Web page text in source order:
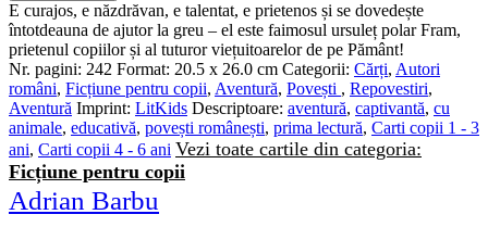
E curajos, e năzdrăvan, e talentat, e prietenos și se dovedește
întotdeauna de ajutor la greu – el este faimosul ursuleț polar Fram,
prietenul copiilor și al tuturor viețuitoarelor de pe Pământ!
Nr. pagini: 242 Format: 20.5 x 26.0 cm Categorii: Cărți, Autori
români, Ficțiune pentru copii, Aventură, Povești , Repovestiri,
Aventură Imprint: LitKids Descriptoare: aventură, captivantă, cu
animale, educativă, povești românești, prima lectură, Carti copii 1 - 3
ani, Carti copii 4 - 6 ani Vezi toate cartile din categoria:
Ficțiune pentru copii
Adrian Barbu